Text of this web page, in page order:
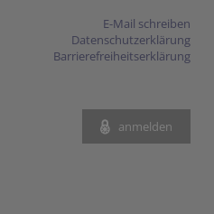
E-Mail schreiben
Datenschutzerklärung
Barrierefreiheitserklärung
anmelden